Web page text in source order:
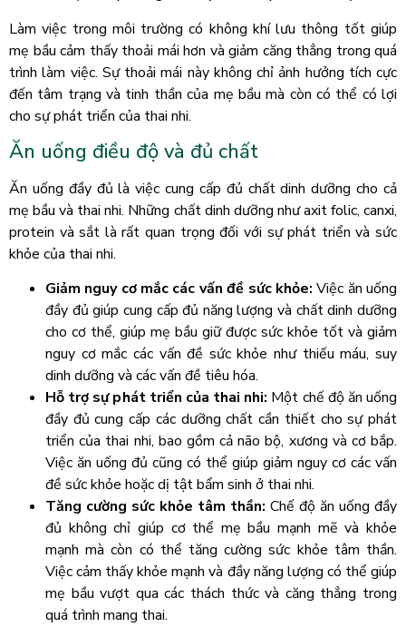
Làm việc trong môi trường có không khí lưu thông tốt giúp
mẹ bầu cảm thấy thoải mái hơn và giảm căng thẳng trong quá
trình làm việc. Sự thoải mái này không chỉ ảnh hưởng tích cực
đến tâm trạng và tinh thần của mẹ bầu mà còn có thể có lợi
cho sự phát triển của thai nhi.
Ăn uống điều độ và đủ chất
Ăn uống đầy đủ là việc cung cấp đủ chất dinh dưỡng cho cả
mẹ bầu và thai nhi. Những chất dinh dưỡng như axit folic, canxi,
protein và sắt là rất quan trọng đối với sự phát triển và sức
khỏe của thai nhi.
Giảm nguy cơ mắc các vấn đề sức khỏe: Việc ăn uống
đầy đủ giúp cung cấp đủ năng lượng và chất dinh dưỡng
cho cơ thể, giúp mẹ bầu giữ được sức khỏe tốt và giảm
nguy cơ mắc các vấn đề sức khỏe như thiếu máu, suy
dinh dưỡng và các vấn đề tiêu hóa.
Hỗ trợ sự phát triển của thai nhi: Một chế độ ăn uống
đầy đủ cung cấp các dưỡng chất cần thiết cho sự phát
triển của thai nhi, bao gồm cả não bộ, xương và cơ bắp.
Việc ăn uống đủ cũng có thể giúp giảm nguy cơ các vấn
đề sức khỏe hoặc dị tật bẩm sinh ở thai nhi.
Tăng cường sức khỏe tâm thần: Chế độ ăn uống đầy
đủ không chỉ giúp cơ thể mẹ bầu mạnh mẽ và khỏe
mạnh mà còn có thể tăng cường sức khỏe tâm thần.
Việc cảm thấy khỏe mạnh và đầy năng lượng có thể giúp
mẹ bầu vượt qua các thách thức và căng thẳng trong
quá trình mang thai.